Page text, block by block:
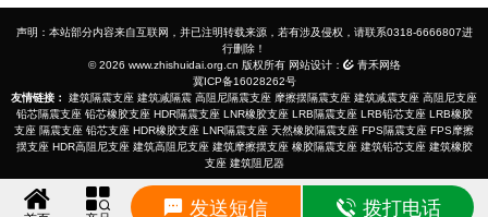
发送短信 拨打电话
声明：本站部分内容来自互联网，并已注明转载来源，若有涉及侵权，请联系0318-6666807进
行删除！
© 2026 www.zhishuidai.org.cn 版权所有 网站设计：
青禾网络
冀ICP备16028262号
友情链接：
建筑隔震支座 建筑减隔震 高阻尼隔震支座 摩擦摆隔震支座 建筑减震支座 高阻尼支座
铅芯隔震支座 铅芯橡胶支座 HDR隔震支座 LNR橡胶支座 LRB隔震支座 LRB铅芯支座 LRB橡胶
支座 隔震支座 铅芯支座 HDR橡胶支座 LNR隔震支座 天然橡胶隔震支座 FPS隔震支座 FPS摩擦
摆支座 HDR高阻尼支座 建筑高阻尼支座 建筑摩擦摆支座 橡胶隔震支座 建筑铅芯支座 建筑橡胶
支座 建筑阻尼器